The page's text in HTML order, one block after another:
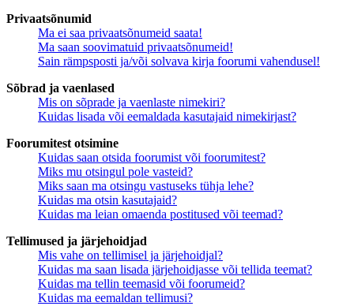
Privaatsõnumid
Ma ei saa privaatsõnumeid saata!
Ma saan soovimatuid privaatsõnumeid!
Sain rämpsposti ja/või solvava kirja foorumi vahendusel!
Sõbrad ja vaenlased
Mis on sõprade ja vaenlaste nimekiri?
Kuidas lisada või eemaldada kasutajaid nimekirjast?
Foorumitest otsimine
Kuidas saan otsida foorumist või foorumitest?
Miks mu otsingul pole vasteid?
Miks saan ma otsingu vastuseks tühja lehe?
Kuidas ma otsin kasutajaid?
Kuidas ma leian omaenda postitused või teemad?
Tellimused ja järjehoidjad
Mis vahe on tellimisel ja järjehoidjal?
Kuidas ma saan lisada järjehoidjasse või tellida teemat?
Kuidas ma tellin teemasid või foorumeid?
Kuidas ma eemaldan tellimusi?